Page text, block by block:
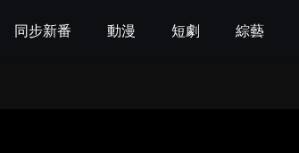
同步新番 動漫 短劇 綜藝